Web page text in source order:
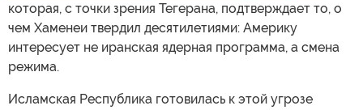
которая, с точки зрения Тегерана, подтверждает то, о
чем Хаменеи твердил десятилетиями: Америку
интересует не иранская ядерная программа, а смена
режима.
Исламская Республика готовилась к этой угрозе